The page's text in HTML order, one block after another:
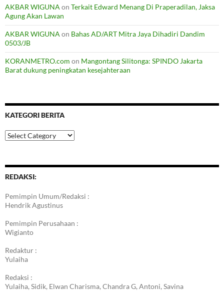
AKBAR WIGUNA on Terkait Edward Menang Di Praperadilan, Jaksa
Agung Akan Lawan
AKBAR WIGUNA on Bahas AD/ART Mitra Jaya Dihadiri Dandim
0503/JB
KORANMETRO.com on Mangontang Silitonga: SPINDO Jakarta
Barat dukung peningkatan kesejahteraan
KATEGORI BERITA
Kategori
Berita
REDAKSI:
Pemimpin Umum/Redaksi :
Hendrik Agustinus
Pemimpin Perusahaan :
Wigianto
Redaktur :
Yulaiha
Redaksi :
Yulaiha, Sidik, Elwan Charisma, Chandra G, Antoni, Savina